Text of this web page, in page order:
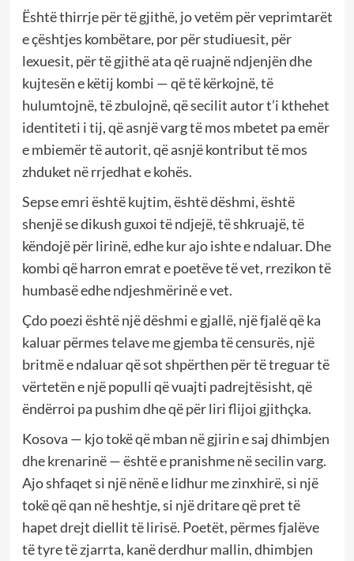
Është thirrje për të gjithë, jo vetëm për veprimtarët
e çështjes kombëtare, por për studiuesit, për
lexuesit, për të gjithë ata që ruajnë ndjenjën dhe
kujtesën e këtij kombi — që të kërkojnë, të
hulumtojnë, të zbulojnë, që secilit autor t’i kthehet
identiteti i tij, që asnjë varg të mos mbetet pa emër
e mbiemër të autorit, që asnjë kontribut të mos
zhduket në rrjedhat e kohës.
Sepse emri është kujtim, është dëshmi, është
shenjë se dikush guxoi të ndjejë, të shkruajë, të
këndojë për lirinë, edhe kur ajo ishte e ndaluar. Dhe
kombi që harron emrat e poetëve të vet, rrezikon të
humbasë edhe ndjeshmërinë e vet.
Çdo poezi është një dëshmi e gjallë, një fjalë që ka
kaluar përmes telave me gjemba të censurës, një
britmë e ndaluar që sot shpërthen për të treguar të
vërtetën e një populli që vuajti padrejtësisht, që
ëndërroi pa pushim dhe që për liri flijoi gjithçka.
Kosova — kjo tokë që mban në gjirin e saj dhimbjen
dhe krenarinë — është e pranishme në secilin varg.
Ajo shfaqet si një nënë e lidhur me zinxhirë, si një
tokë që qan në heshtje, si një dritare që pret të
hapet drejt diellit të lirisë. Poetët, përmes fjalëve
të tyre të zjarrta, kanë derdhur mallin, dhimbjen